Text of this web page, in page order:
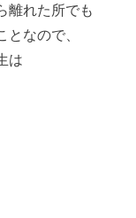
離れた所でも
なので、
は